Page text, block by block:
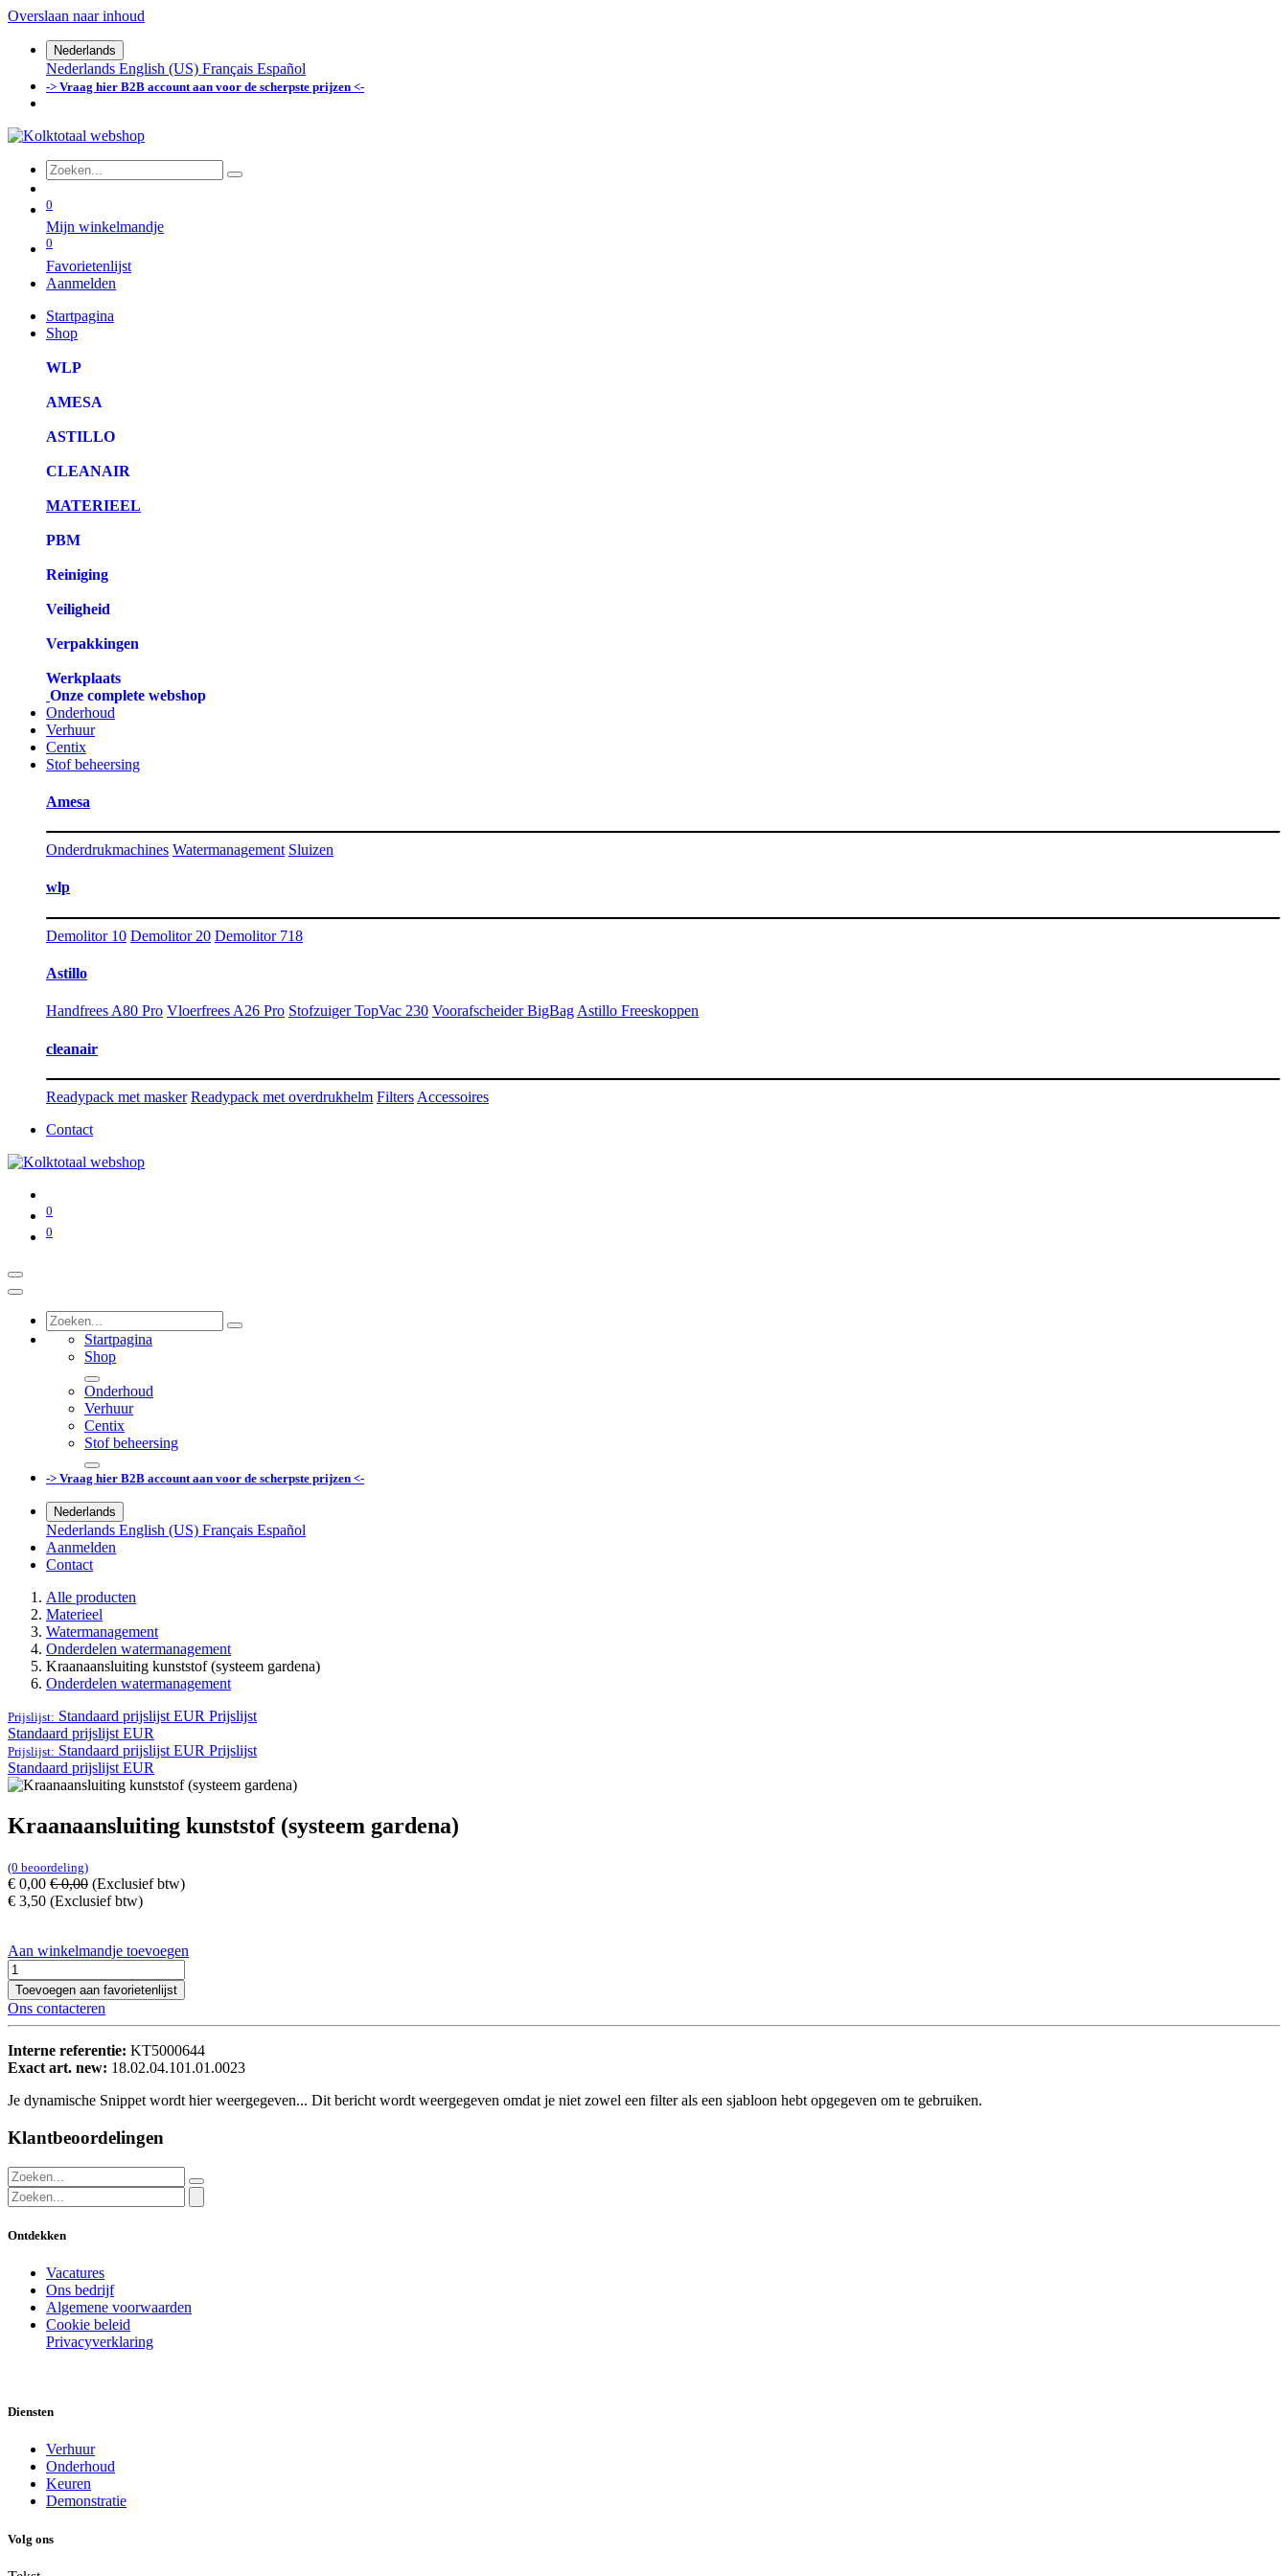
Overslaan naar inhoud
Nederlands
Nederlands English (US) Français Español
-> Vraag hier B2B account aan voor de scherpste prijzen <-
0
Mijn winkelmandje
0
Favorietenlijst
Aanmelden
Startpagina
Shop
WLP
AMESA
ASTILLO
CLEANAIR
MATERIEEL
PBM
Reiniging
Veiligheid
Verpakkingen
Werkplaats
Onze complete webshop
Onderhoud
Verhuur
Centix
Stof beheersing
Amesa
Onderdrukmachines Watermanagement Sluizen
wlp
Demolitor 10 Demolitor 20 Demolitor 718
Astillo
Handfrees A80 Pro Vloerfrees A26 Pro Stofzuiger TopVac 230 Voorafscheider BigBag Astillo Freeskoppen
cleanair
Readypack met masker Readypack met overdrukhelm Filters Accessoires
Contact
0
0
Startpagina
Shop
Onderhoud
Verhuur
Centix
Stof beheersing
-> Vraag hier B2B account aan voor de scherpste prijzen <-
Nederlands
Nederlands English (US) Français Español
Aanmelden
Contact
Alle producten
Materieel
Watermanagement
Onderdelen watermanagement
Kraanaansluiting kunststof (systeem gardena)
Onderdelen watermanagement
Prijslijst: Standaard prijslijst EUR Prijslijst
Standaard prijslijst EUR
Prijslijst: Standaard prijslijst EUR Prijslijst
Standaard prijslijst EUR
Kraanaansluiting kunststof (systeem gardena)
(0 beoordeling)
€ 0,00 €0,00 (Exclusief btw)
€ 3,50 (Exclusief btw)
Aan winkelmandje toevoegen
Toevoegen aan favorietenlijst
Ons contacteren
Interne referentie: KT5000644
Exact art. new: 18.02.04.101.01.0023
Je dynamische Snippet wordt hier weergegeven... Dit bericht wordt weergegeven omdat je niet zowel een filter als een sjabloon hebt opgegeven om te gebruiken.
Klantbeoordelingen
Ontdekken
Vacatures
Ons bedrijf
Algemene voorwaarden
Cookie beleid
Privacyverklaring
Diensten
Verhuur
Onderhoud
Keuren
Demonstratie
Volg ons